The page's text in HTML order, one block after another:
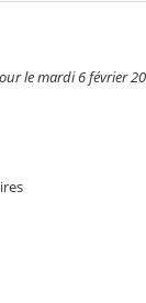
le mardi 6 février